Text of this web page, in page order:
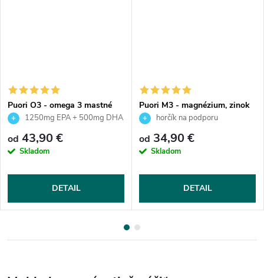
Puori O3 - omega 3 mastné
kyseliny1250mg EPA + 500mg DHA
v dennej dávke
od 43,90 €
Skladom
DETAIL
Puori M3 - magnézium, zinok
a vitamín B6
horčík na podporu
regenerácie a spánku
od 34,90 €
Skladom
DETAIL